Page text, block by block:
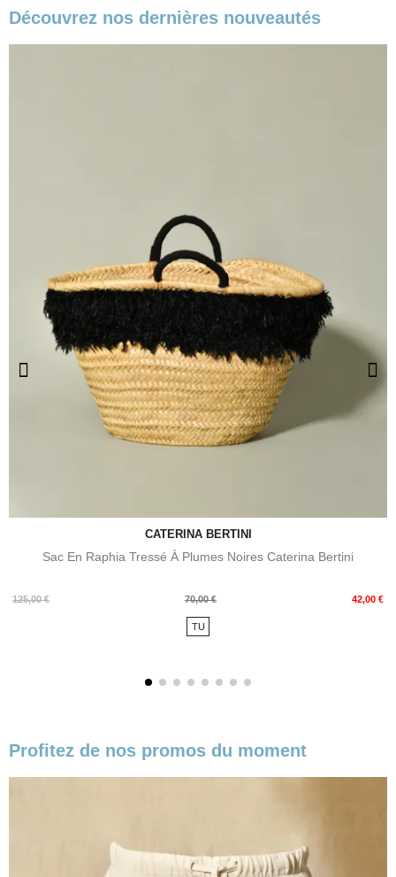
Découvrez nos dernières nouveautés
CATERINA BERTINI
Sac En Raphia Tressé À Plumes Noires Caterina Bertini
125,00 €
Prix
70,00 € 42,00 €
Prix
TU
Profitez de nos promos du moment